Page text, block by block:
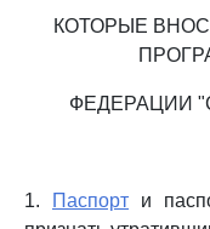
КОТОРЫЕ
ФЕДЕРАЦИИ
1. Паспорт и